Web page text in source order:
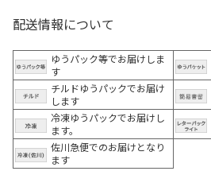
配送情報について
ゆうパック等でお届けしま
す
チルドゆうパックでお届け
します
冷凍ゆうパックでお届けし
ます。
佐川急便でのお届けとなり
ます